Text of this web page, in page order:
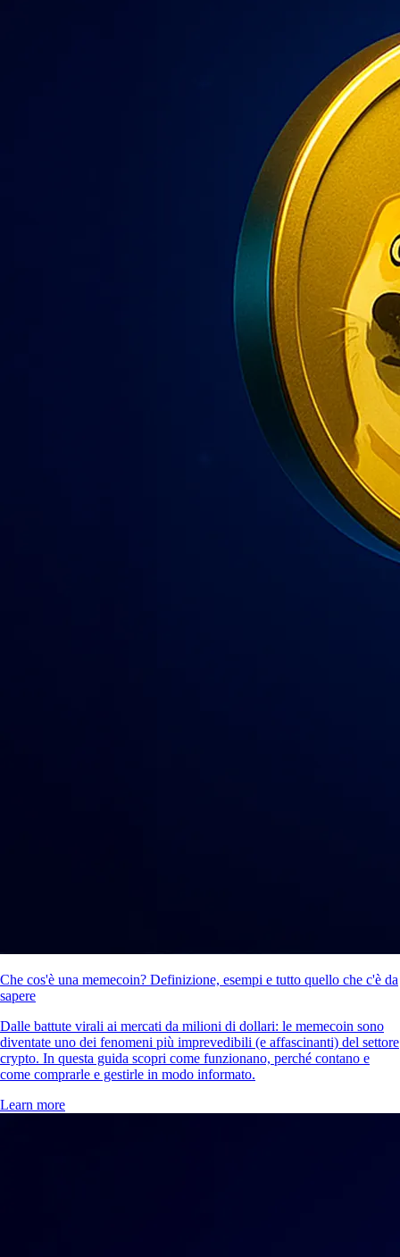
Che cos'è una memecoin? Definizione, esempi e tutto quello che c'è da
sapere
Dalle battute virali ai mercati da milioni di dollari: le memecoin sono
diventate uno dei fenomeni più imprevedibili (e affascinanti) del settore
crypto. In questa guida scopri come funzionano, perché contano e
come comprarle e gestirle in modo informato.
Learn more